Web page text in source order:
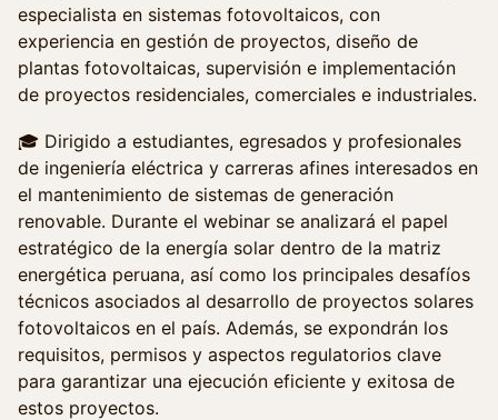
especialista en sistemas fotovoltaicos, con
experiencia en gestión de proyectos, diseño de
plantas fotovoltaicas, supervisión e implementación
de proyectos residenciales, comerciales e industriales.
🎓 Dirigido a estudiantes, egresados y profesionales
de ingeniería eléctrica y carreras afines interesados en
el mantenimiento de sistemas de generación
renovable. Durante el webinar se analizará el papel
estratégico de la energía solar dentro de la matriz
energética peruana, así como los principales desafíos
técnicos asociados al desarrollo de proyectos solares
fotovoltaicos en el país. Además, se expondrán los
requisitos, permisos y aspectos regulatorios clave
para garantizar una ejecución eficiente y exitosa de
estos proyectos.